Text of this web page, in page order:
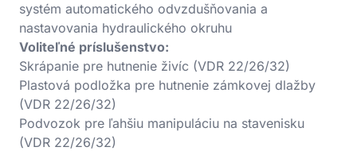
systém automatického odvzdušňovania a
nastavovania hydraulického okruhu
Voliteľné príslušenstvo:
Skrápanie pre hutnenie živíc (VDR 22/26/32)
Plastová podložka pre hutnenie zámkovej dlažby
(VDR 22/26/32)
Podvozok pre ľahšiu manipuláciu na stavenisku
(VDR 22/26/32)